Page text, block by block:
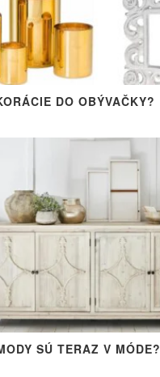
DO OBÝVAČKY?
SÚ TERAZ V MÓDE?